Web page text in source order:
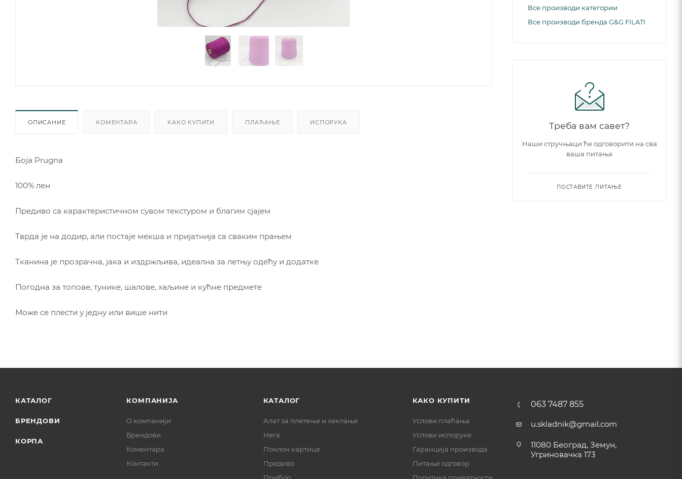
ОПИСАНИЕ КОМЕНТАРА КАКО КУПИТИ ПЛАЋАЊЕ ИСПОРУКА
Боја Prugna
100% лен
Предиво са карактеристичном сувом текстуром и благим сјајем
Тврда је на додир, али постаје мекша и пријатнија са сваким прањем
Тканина је прозрачна, јака и издржљива, идеална за летњу одећу и додатке
Погодна за топове, тунике, шалове, хаљине и кућне предмете
Може се плести у једну или више нити
Все производи категории
Все производи бренда G&G FILATI
Треба вам савет?
Наши стручњаци ће одговорити на сва
ваша питања
ПОСТАВИТЕ ПИТАЊЕ
КАТАЛОГ
БРЕНДОВИ
КОРПА
КОМПАНИЈА
О компанији
Брендови
Коментара
Контакти
КАТАЛОГ
Алат за плетење и хеклање
Нега
Поклон картице
Предиво
КАКО КУПИТИ
Услови плаћања
Услови испоруке
Гаранција производа
Питање одговор
063 7487 855
u.skladnik@gmail.com
11080 Београд, Земун,
Угриновачка 173